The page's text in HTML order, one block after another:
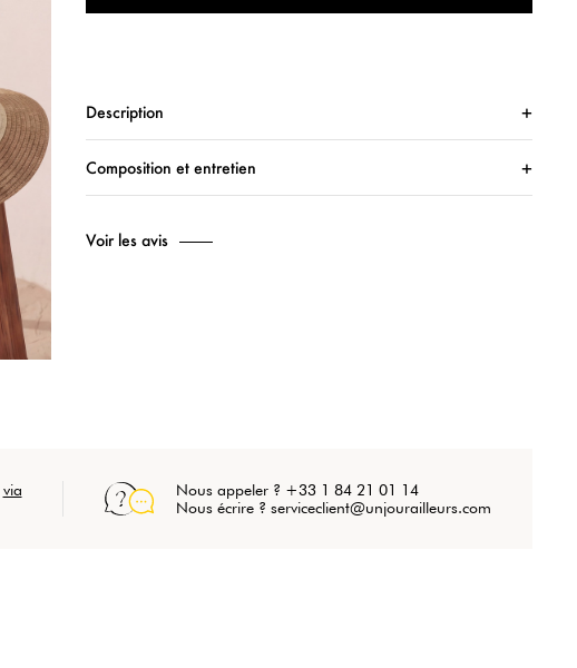
Description
Composition et entretien
Voir les avis
via
Nous appeler ? +33 1 84 21 01 14
Nous écrire ? serviceclient@unjourailleurs.com